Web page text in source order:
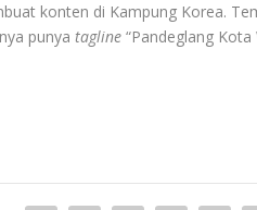
konten di Kampung Korea.
punyatagline “Pandeglang